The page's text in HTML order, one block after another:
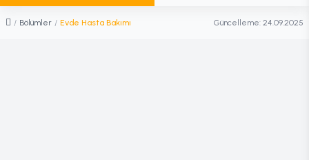
/ Bölümler / Evde Hasta Bakımı Güncelleme: 24.09.2025